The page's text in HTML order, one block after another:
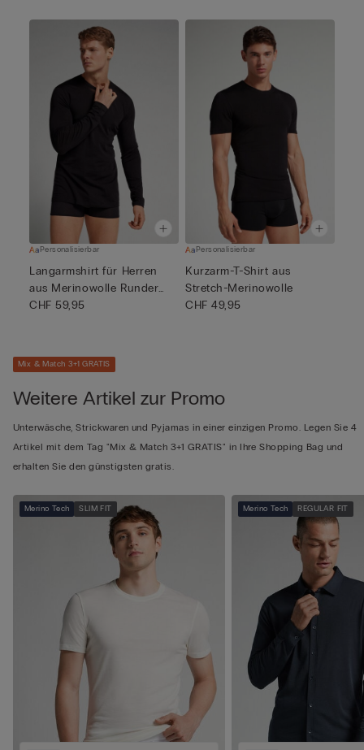
Personalisierbar
Langarmshirt für Herren
aus Merinowolle Runder
Aus...
CHF 59,95
Personalisierbar
Kurzarm-T-Shirt aus
Stretch-Merinowolle
CHF 49,95
Mix & Match 3+1 GRATIS
Weitere Artikel zur Promo
Unterwäsche, Strickwaren und Pyjamas in einer einzigen Promo. Legen Sie 4
Artikel mit dem Tag "Mix & Match 3+1 GRATIS" in Ihre Shopping Bag und
erhalten Sie den günstigsten gratis.
Merino Tech SLIM FIT Merino Tech REGULAR FIT